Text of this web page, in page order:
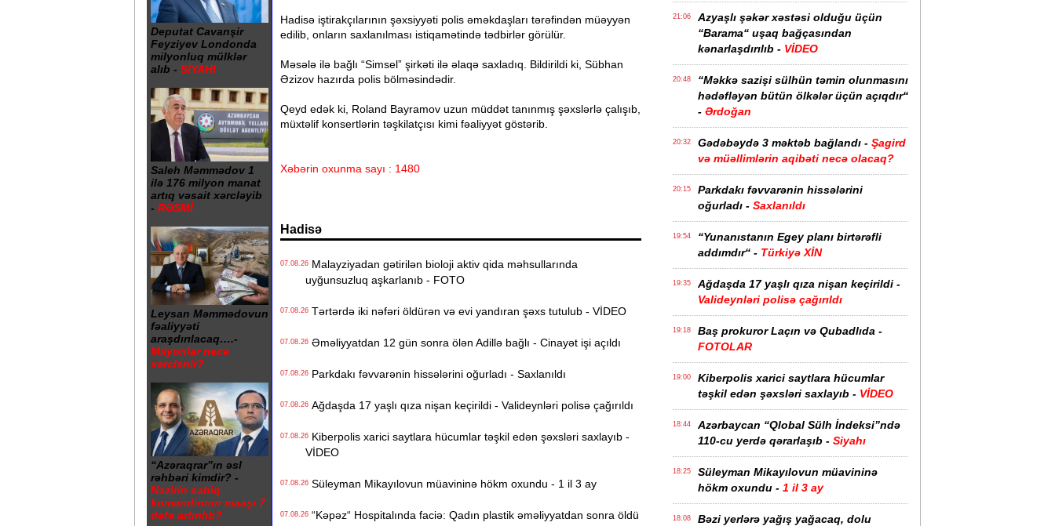
Deputat Cavanşir
Feyziyev Londonda
milyonluq mülklər
alıb - SİYAHI
Saleh Məmmədov 1
ilə 176 milyon manat
artıq vəsait xərcləyib
- RƏSMİ
Leysan Məmmədovun
fəaliyyəti
araşdırılacaq….-
Milyonlar necə
xərclənir?
“Azəraqrar”ın əsl
rəhbəri kimdir? -
Nazirin sabiq
komandirinin maaşı 7
dəfə artırılıb?
Hadisə iştirakçılarının şəxsiyyəti polis əməkdaşları tərəfindən müəyyən
edilib, onların saxlanılması istiqamətində tədbirlər görülür.
Məsələ ilə bağlı “Simsel” şirkəti ilə əlaqə saxladıq. Bildirildi ki, Sübhan
Əzizov hazırda polis bölməsindədir.
Qeyd edək ki, Roland Bayramov uzun müddət tanınmış şəxslərlə çalışıb,
müxtəlif konsertlərin təşkilatçısı kimi fəaliyyət göstərib.
Xəbərin oxunma sayı : 1480
Hadisə
07.08.26Malayziyadan gətirilən bioloji aktiv qida məhsullarında
uyğunsuzluq aşkarlanıb - FOTO
07.08.26Tərtərdə iki nəfəri öldürən və evi yandıran şəxs tutulub - VİDEO
07.08.26Əməliyyatdan 12 gün sonra ölən Adillə bağlı - Cinayət işi açıldı
07.08.26Parkdakı fəvvarənin hissələrini oğurladı - Saxlanıldı
07.08.26Ağdaşda 17 yaşlı qıza nişan keçirildi - Valideynləri polisə çağırıldı
07.08.26Kiberpolis xarici saytlara hücumlar təşkil edən şəxsləri saxlayıb -
VİDEO
07.08.26Süleyman Mikayılovun müavininə hökm oxundu - 1 il 3 ay
07.08.26“Kəpəz“ Hospitalında faciə: Qadın plastik əməliyyatdan sonra öldü
21:06
Azyaşlı şəkər xəstəsi olduğu üçün
“Barama“ uşaq bağçasından
kənarlaşdırılıb - VİDEO
20:48
“Məkkə sazişi sülhün təmin olunmasını
hədəfləyən bütün ölkələr üçün açıqdır“
- Ərdoğan
20:32 Gədəbəydə 3 məktəb bağlandı - Şagird
və müəllimlərin aqibəti necə olacaq?
20:15
Parkdakı fəvvarənin hissələrini
oğurladı - Saxlanıldı
19:54
“Yunanıstanın Egey planı birtərəfli
addımdır“ - Türkiyə XİN
19:35
Ağdaşda 17 yaşlı qıza nişan keçirildi -
Valideynləri polisə çağırıldı
19:18
Baş prokuror Laçın və Qubadlıda -
FOTOLAR
19:00
Kiberpolis xarici saytlara hücumlar
təşkil edən şəxsləri saxlayıb - VİDEO
18:44
Azərbaycan “Qlobal Sülh İndeksi”ndə
110-cu yerdə qərarlaşıb - Siyahı
18:25
Süleyman Mikayılovun müavininə
hökm oxundu - 1 il 3 ay
18:08
Bəzi yerlərə yağış yağacaq, dolu